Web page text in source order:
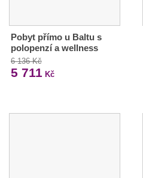
Pobyt přímo u Baltu s
polopenzí a wellness
6 136 Kč
5 711 Kč